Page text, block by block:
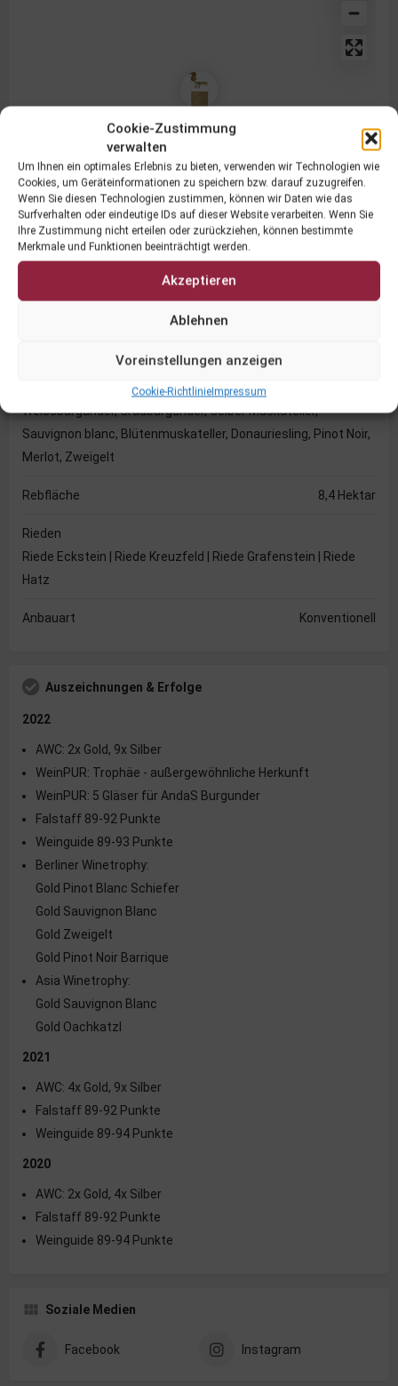
Cookie-Zustimmung
verwalten
Um Ihnen ein optimales Erlebnis zu bieten, verwenden wir Technologien wie
Cookies, um Geräteinformationen zu speichern bzw. darauf zuzugreifen.
Wenn Sie diesen Technologien zustimmen, können wir Daten wie das
Surfverhalten oder eindeutige IDs auf dieser Website verarbeiten. Wenn Sie
Ihre Zustimmung nicht erteilen oder zurückziehen, können bestimmte
Merkmale und Funktionen beeinträchtigt werden.
Akzeptieren
Ablehnen
Voreinstellungen anzeigen
Cookie-RichtlinieImpressum
Hubertusweg 4, 9560 Feldkirchen in
Weissburgunder, Grauburgunder, Gelber Muskateller,
Sauvignon blanc, Blütenmuskateller, Donauriesling, Pinot Noir,
Merlot, Zweigelt
Rebfläche 8,4 Hektar
Rieden
Riede Eckstein | Riede Kreuzfeld | Riede Grafenstein | Riede
Hatz
Anbauart Konventionell
Auszeichnungen & Erfolge
2022
AWC: 2x Gold, 9x Silber
WeinPUR: Trophäe - außergewöhnliche Herkunft
WeinPUR: 5 Gläser für AndaS Burgunder
Falstaff 89-92 Punkte
Weinguide 89-93 Punkte
Berliner Winetrophy:
Gold Pinot Blanc Schiefer
Gold Sauvignon Blanc
Gold Zweigelt
Gold Pinot Noir Barrique
Asia Winetrophy:
Gold Sauvignon Blanc
Gold Oachkatzl
2021
AWC: 4x Gold, 9x Silber
Falstaff 89-92 Punkte
Weinguide 89-94 Punkte
2020
AWC: 2x Gold, 4x Silber
Falstaff 89-92 Punkte
Weinguide 89-94 Punkte
Soziale Medien
Facebook Instagram